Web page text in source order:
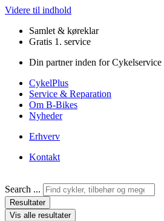
Videre til indhold
Samlet & køreklar
Gratis 1. service
Din partner inden for Cykelservice
CykelPlus
Service & Reparation
Om B-Bikes
Nyheder
Erhverv
Kontakt
Search ...
Resultater
Vis alle resultater